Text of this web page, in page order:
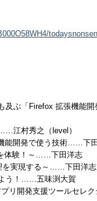
及ぶ「Firefox 拡張機能
江村秀之（level）
能開発で使う技術……下
体験！～……下田洋志
を実現する～……下田洋志
う！……五味渕大賀
プリ開発支援ツールセレ